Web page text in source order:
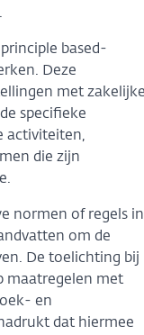
based-
Deze
met
specifieke
activiteiten,
die zijn
normen of regels in
om de
De toelichting bij
maatregelen met
en
dat hiermee